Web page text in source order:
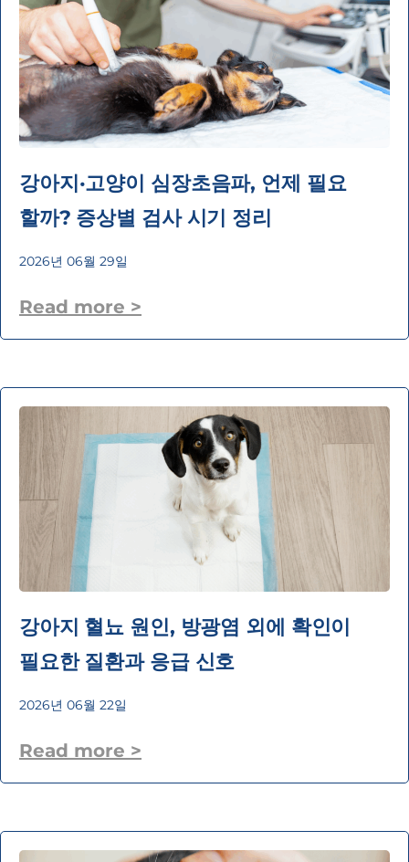
강아지·고양이 심장초음파, 언제 필요
할까? 증상별 검사 시기 정리
2026년 06월 29일
Read more >
강아지 혈뇨 원인, 방광염 외에 확인이
필요한 질환과 응급 신호
2026년 06월 22일
Read more >